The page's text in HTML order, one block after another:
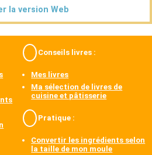
la version Web
Conseils livres :
Mes livres
Ma sélection de livres de
cuisine et pâtisserie
Pratique :
Convertir les ingrédients selon
la taille de mon moule